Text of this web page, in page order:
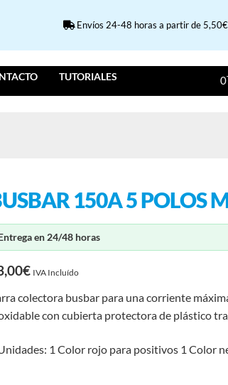
Envíos 24-48 horas a partir de
TUTORIALES 0
150A 5 POLOS
en 24/48 horas
€ IVA Incluído
colectora busbar para una corriente
con cubierta protectora de plástico
1 Color rojo para positivos 1 Color